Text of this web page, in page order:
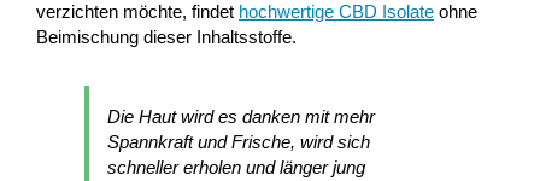
verzichten möchte, findet hochwertige CBD Isolate ohne
Beimischung dieser Inhaltsstoffe.
Die Haut wird es danken mit mehr
Spannkraft und Frische, wird sich
schneller erholen und länger jung